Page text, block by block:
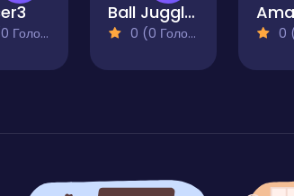
Ball Juggling
0 (0 Голосів) 0